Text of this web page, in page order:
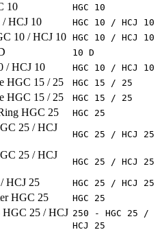
10 HGC 10
/ HCJ 10 HGC 10 / HCJ 10
10 / HCJ 10 HGC 10 / HCJ 10
10 D
/ HCJ 10 HGC 10 / HCJ 10
HGC 15 / 25 HGC 15 / 25
HGC 15 / 25 HGC 15 / 25
HGC 25 HGC 25
25 / HCJ
HGC 25 / HCJ 25
25 / HCJ
HGC 25 / HCJ 25
HCJ 25 HGC 25 / HCJ 25
HGC 25 HGC 25
HGC 25 / HCJ 250 - HGC 25 /
HCJ 25